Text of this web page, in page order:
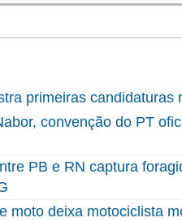
primeiras candidaturas
convenção do PT
PB e RN captura
moto deixa motociclista